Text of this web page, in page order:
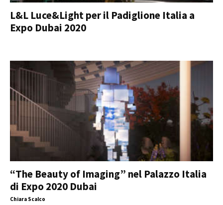
L&L Luce&Light per il Padiglione Italia a
Expo Dubai 2020
“The Beauty of Imaging” nel Palazzo Italia
di Expo 2020 Dubai
Chiara Scalco